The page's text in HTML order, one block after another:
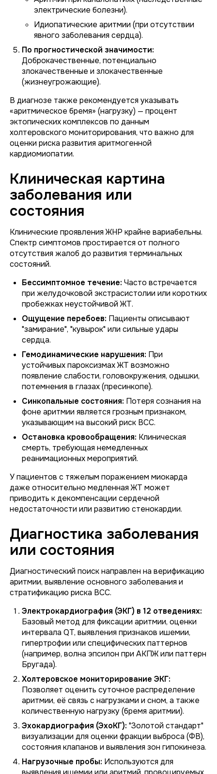
электрические болезни).
Идиопатические аритмии (при отсутствии
явного заболевания сердца).
По прогностической значимости:
Доброкачественные, потенциально
злокачественные и злокачественные
(жизнеугрожающие).
В диагнозе также рекомендуется указывать
«аритмическое бремя» (нагрузку) — процент
эктопических комплексов по данным
холтеровского мониторирования, что важно для
оценки риска развития аритмогенной
кардиомиопатии.
Клиническая картина
заболевания или
состояния
Клинические проявления ЖНР крайне вариабельны.
Спектр симптомов простирается от полного
отсутствия жалоб до развития терминальных
состояний.
Бессимптомное течение: Часто встречается
при желудочковой экстрасистолии или коротких
пробежках неустойчивой ЖТ.
Ощущение перебоев: Пациенты описывают
"замирание", "кувырок" или сильные удары
сердца.
Гемодинамические нарушения: При
устойчивых пароксизмах ЖТ возможно
появление слабости, головокружения, одышки,
потемнения в глазах (пресинкопе).
Синкопальные состояния: Потеря сознания на
фоне аритмии является грозным признаком,
указывающим на высокий риск ВСС.
Остановка кровообращения: Клиническая
смерть, требующая немедленных
реанимационных мероприятий.
У пациентов с тяжелым поражением миокарда
даже относительно медленная ЖТ может
приводить к декомпенсации сердечной
недостаточности или развитию стенокардии.
Диагностика заболевания
или состояния
Диагностический поиск направлен на верификацию
аритмии, выявление основного заболевания и
стратификацию риска ВСС.
Электрокардиография (ЭКГ) в 12 отведениях:
Базовый метод для фиксации аритмии, оценки
интервала QT, выявления признаков ишемии,
гипертрофии или специфических паттернов
(например, волна эпсилон при АКПЖ или паттерн
Бругада).
Холтеровское мониторирование ЭКГ:
Позволяет оценить суточное распределение
аритмии, её связь с нагрузками и сном, а также
количественную нагрузку (бремя аритмии).
Эхокардиография (ЭхоКГ): "Золотой стандарт"
визуализации для оценки фракции выброса (ФВ),
состояния клапанов и выявления зон гипокинеза.
Нагрузочные пробы: Используются для